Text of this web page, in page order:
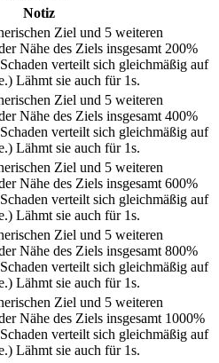
Notiz
Ziel und 5 weiteren
Nähe des Ziels insgesamt 200%
verteilt sich gleichmäßig auf
Lähmt sie auch für 1s.
Ziel und 5 weiteren
Nähe des Ziels insgesamt 400%
verteilt sich gleichmäßig auf
Lähmt sie auch für 1s.
Ziel und 5 weiteren
Nähe des Ziels insgesamt 600%
verteilt sich gleichmäßig auf
Lähmt sie auch für 1s.
Ziel und 5 weiteren
Nähe des Ziels insgesamt 800%
verteilt sich gleichmäßig auf
Lähmt sie auch für 1s.
Ziel und 5 weiteren
Nähe des Ziels insgesamt 1000%
verteilt sich gleichmäßig auf
Lähmt sie auch für 1s.